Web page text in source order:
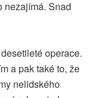
nezajímá. Snad
operace.
a pak také to, že
nelidského